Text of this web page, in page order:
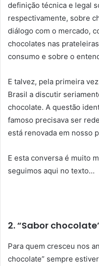
definição técnica e legal
respectivamente, sobre
diálogo com o mercado,
chocolates nas
consumo e sobre o
E talvez, pela primeira
Brasil a discutir
chocolate. A questão
famoso precisava ser
está renovada em nosso
E esta conversa é muito
seguimos aqui no texto…
2. “Sabor
Para quem cresceu nos
chocolate” sempre